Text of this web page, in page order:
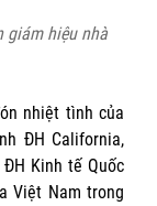
giám hiệu nhà
nhiệt tình của
ĐH California,
Kinh tế Quốc
Việt Nam trong